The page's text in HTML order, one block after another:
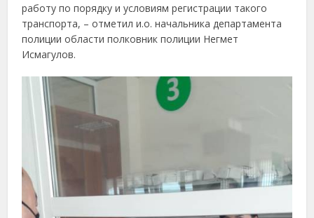
работу по порядку и условиям регистрации такого
транспорта, – отметил и.о. начальника департамента
полиции области полковник полиции Негмет
Исмагулов.